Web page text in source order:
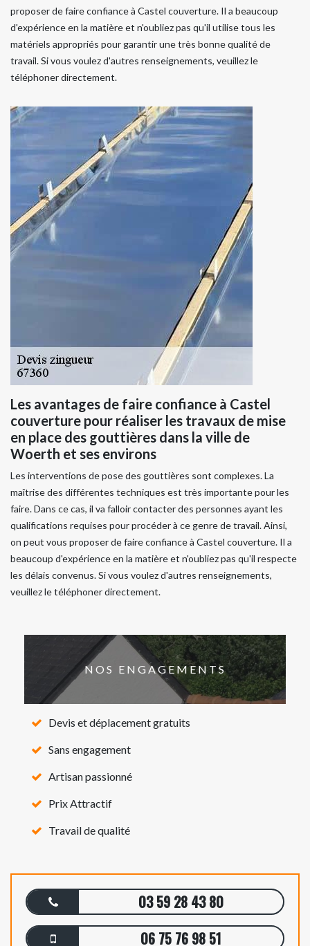
proposer de faire confiance à Castel couverture. Il a beaucoup
d'expérience en la matière et n'oubliez pas qu'il utilise tous les
matériels appropriés pour garantir une très bonne qualité de
travail. Si vous voulez d'autres renseignements, veuillez le
téléphoner directement.
Les avantages de faire confiance à Castel
couverture pour réaliser les travaux de mise
en place des gouttières dans la ville de
Woerth et ses environs
Les interventions de pose des gouttières sont complexes. La
maîtrise des différentes techniques est très importante pour les
faire. Dans ce cas, il va falloir contacter des personnes ayant les
qualifications requises pour procéder à ce genre de travail. Ainsi,
on peut vous proposer de faire confiance à Castel couverture. Il a
beaucoup d'expérience en la matière et n'oubliez pas qu'il respecte
les délais convenus. Si vous voulez d'autres renseignements,
veuillez le téléphoner directement.
NOS ENGAGEMENTS
Devis et déplacement gratuits
Sans engagement
Artisan passionné
Prix Attractif
Travail de qualité
03 59 28 43 80
06 75 76 98 51